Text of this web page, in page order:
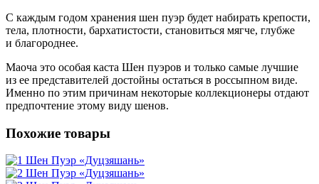
С каждым годом хранения шен пуэр будет набирать крепости,
тела, плотности, бархатистости, становиться мягче, глубже
и благороднее.
Маоча это особая каста Шен пуэров и только самые лучшие
из ее представителей достойны остаться в россыпном виде.
Именно по этим причинам некоторые коллекционеры отдают
предпочтение этому виду шенов.
Похожие товары